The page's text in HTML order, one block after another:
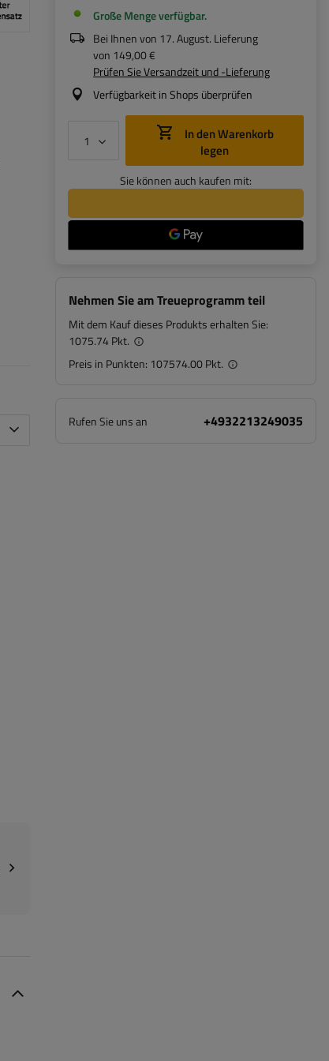
Große Menge verfügbar
Bei Ihnen von 17. August. Lieferung
von 149,00 €
Prüfen Sie Versandzeit und -Lieferung
Verfügbarkeit in Shops überprüfen
legen
Sie können auch kaufen mit:
Nehmen Sie am Treueprogramm teil
Mit dem Kauf dieses Produkts erhalten Sie:
1075.74 Pkt.
Preis in Punkten: 107574.00 Pkt.
Rufen Sie uns an +4932213249035